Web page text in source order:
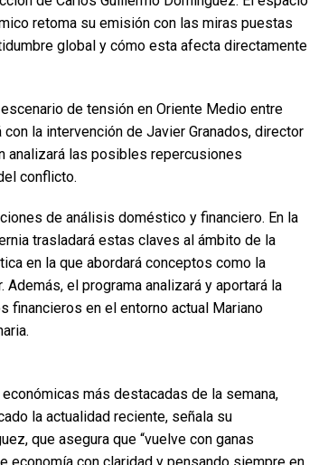
retoma su emisión con las miras puestas
global y cómo esta afecta directamente
de tensión en Oriente Medio entre
la intervención de Javier Granados, director
analizará las posibles repercusiones
conflicto.
de análisis doméstico y financiero. En la
trasladará estas claves al ámbito de la
en la que abordará conceptos como la
el programa analizará y aportará la
en el entorno actual Mariano
más destacadas de la semana,
la actualidad reciente, señala su
que asegura que “vuelve con ganas